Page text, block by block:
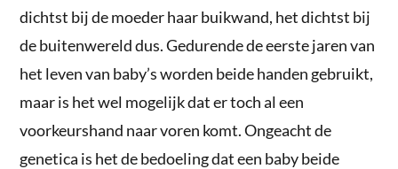
dichtst bij de moeder haar buikwand, het dichtst bij
de buitenwereld dus. Gedurende de eerste jaren van
het leven van baby’s worden beide handen gebruikt,
maar is het wel mogelijk dat er toch al een
voorkeurshand naar voren komt. Ongeacht de
genetica is het de bedoeling dat een baby beide